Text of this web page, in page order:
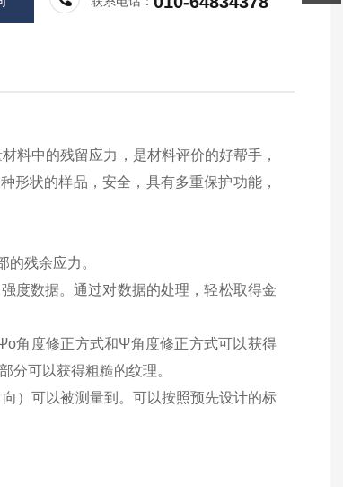
料中的残留应力，是材料评价的好帮手，
形状的样品，安全，具有多重保护功能，
的残余应力。
度数据。通过对数据的处理，轻松取得金
角度修正方式和Ψ角度修正方式可以获得
分可以获得粗糙的纹理。
）可以被测量到。可以按照预先设计的标